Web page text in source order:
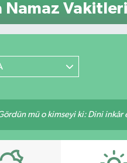
Namaz Vakitleri
mü o kimseyi ki: Dini inkâr